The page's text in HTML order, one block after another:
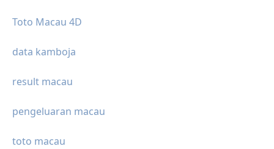
Toto Macau 4D
data kamboja
result macau
pengeluaran macau
toto macau